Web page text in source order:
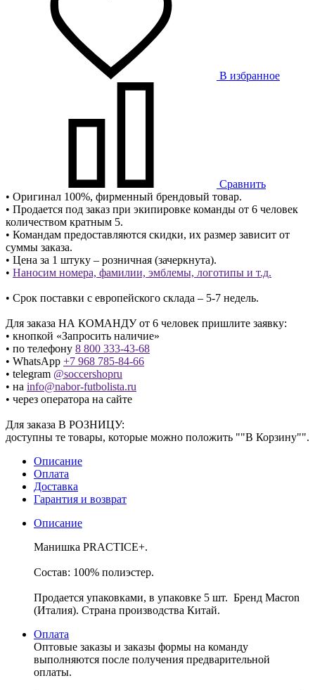
В избранное
Сравнить
• Оригинал 100%, фирменный брендовый товар.
• Продается под заказ при экипировке команды от 6 человек
количеством кратным 5.
• Командам предоставляются скидки, их размер зависит от
суммы заказа.
• Цена за 1 штуку – розничная (зачеркнута).
• Наносим номера, фамилии, эмблемы, логотипы и т.д.
• Срок поставки с европейского склада – 5-7 недель.
Для заказа НА КОМАНДУ от 6 человек пришлите заявку:
• кнопкой «Запросить наличие»
• по телефону 8 800 333-43-68
• WhatsApp +7 968 785-84-66
• telegram @soccershopru
• на info@nabor-futbolista.ru
• через оператора на сайте
Для заказа В РОЗНИЦУ:
доступны те товары, которые можно положить ""В Корзину"".
Описание
Оплата
Доставка
Гарантия и возврат
Описание
Манишка PRACTICE+.
Состав: 100% полиэстер.
Продается упаковками, в упаковке 5 шт. Бренд Macron
(Италия). Страна производства Китай.
Оплата
Оптовые заказы и заказы формы на команду
выполняются после получения предварительной
оплаты.